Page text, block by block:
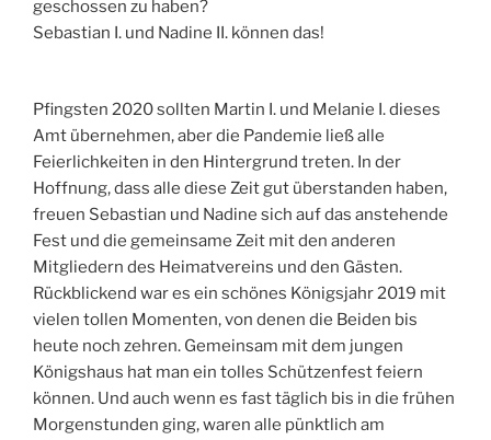
geschossen zu haben?
Sebastian I. und Nadine II. können das!
Pfingsten 2020 sollten Martin I. und Melanie I. dieses
Amt übernehmen, aber die Pandemie ließ alle
Feierlichkeiten in den Hintergrund treten. In der
Hoffnung, dass alle diese Zeit gut überstanden haben,
freuen Sebastian und Nadine sich auf das anstehende
Fest und die gemeinsame Zeit mit den anderen
Mitgliedern des Heimatvereins und den Gästen.
Rückblickend war es ein schönes Königsjahr 2019 mit
vielen tollen Momenten, von denen die Beiden bis
heute noch zehren. Gemeinsam mit dem jungen
Königshaus hat man ein tolles Schützenfest feiern
können. Und auch wenn es fast täglich bis in die frühen
Morgenstunden ging, waren alle pünktlich am